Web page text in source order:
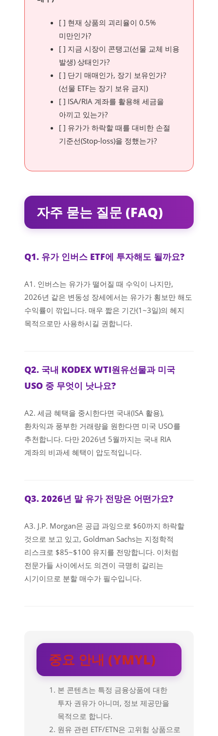
[ ] 현재 상품의 괴리율이 0.5%
미만인가?
[ ] 지금 시장이 콘탱고(선물 교체 비용
발생) 상태인가?
[ ] 단기 매매인가, 장기 보유인가?
(선물 ETF는 장기 보유 금지)
[ ] ISA/RIA 계좌를 활용해 세금을
아끼고 있는가?
[ ] 유가가 하락할 때를 대비한 손절
기준선(Stop-loss)을 정했는가?
자주 묻는 질문 (FAQ)
Q1. 유가 인버스 ETF에 투자해도 될까요?
A1. 인버스는 유가가 떨어질 때 수익이 나지만,
2026년 같은 변동성 장세에서는 유가가 횡보만 해도
수익률이 깎입니다. 매우 짧은 기간(1~3일)의 헤지
목적으로만 사용하시길 권합니다.
Q2. 국내 KODEX WTI원유선물과 미국
USO 중 무엇이 낫나요?
A2. 세금 혜택을 중시한다면 국내(ISA 활용),
환차익과 풍부한 거래량을 원한다면 미국 USO를
추천합니다. 다만 2026년 5월까지는 국내 RIA
계좌의 비과세 혜택이 압도적입니다.
Q3. 2026년 말 유가 전망은 어떤가요?
A3. J.P. Morgan은 공급 과잉으로 $60까지 하락할
것으로 보고 있고, Goldman Sachs는 지정학적
리스크로 $85~$100 유지를 전망합니다. 이처럼
전문가들 사이에서도 의견이 극명히 갈리는
시기이므로 분할 매수가 필수입니다.
중요 안내 (YMYL)
본 콘텐츠는 특정 금융상품에 대한
투자 권유가 아니며, 정보 제공만을
목적으로 합니다.
원유 관련 ETF/ETN은 고위험 상품으로